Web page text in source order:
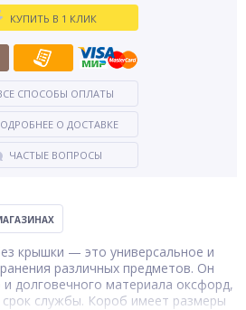
КУПИТЬ В 1 КЛИК
СПОСОБЫ ОПЛАТЫ
О ДОСТАВКЕ
ЧАСТЫЕ ВОПРОСЫ
крышки — это универсальное и
различных предметов. Он
и долговечного материала оксфорд,
срок службы. Короб имеет размеры